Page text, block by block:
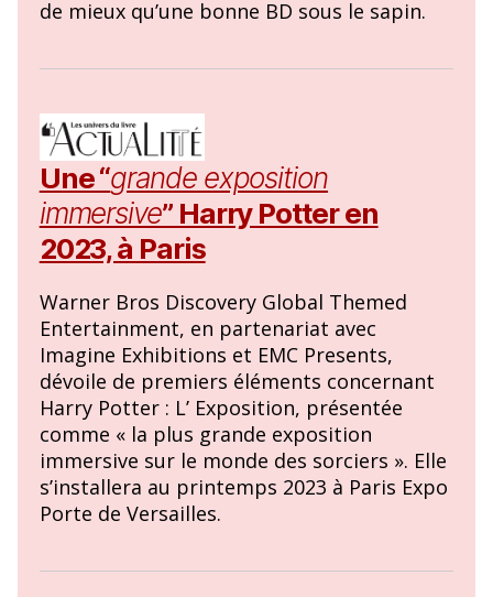
de mieux qu’une bonne BD sous le sapin.
Une “grande exposition
immersive” Harry Potter en
2023, à Paris
Warner Bros Discovery Global Themed
Entertainment, en partenariat avec
Imagine Exhibitions et EMC Presents,
dévoile de premiers éléments concernant
Harry Potter : L’ Exposition, présentée
comme « la plus grande exposition
immersive sur le monde des sorciers ». Elle
s’installera au printemps 2023 à Paris Expo
Porte de Versailles.